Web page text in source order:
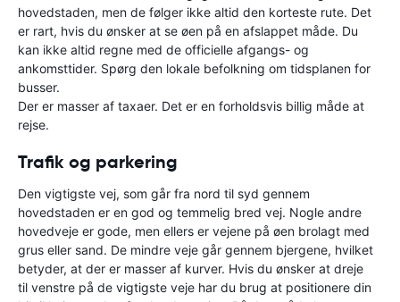
hovedstaden, men de følger ikke altid den korteste rute. Det
er rart, hvis du ønsker at se øen på en afslappet måde. Du
kan ikke altid regne med de officielle afgangs- og
ankomsttider. Spørg den lokale befolkning om tidsplanen for
busser.
Der er masser af taxaer. Det er en forholdsvis billig måde at
rejse.
Trafik og parkering
Den vigtigste vej, som går fra nord til syd gennem
hovedstaden er en god og temmelig bred vej. Nogle andre
hovedveje er gode, men ellers er vejene på øen brolagt med
grus eller sand. De mindre veje går gennem bjergene, hvilket
betyder, at der er masser af kurver. Hvis du ønsker at dreje
til venstre på de vigtigste veje har du brug at positionere din